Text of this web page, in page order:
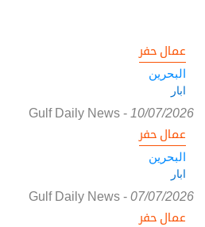
عمال حفر
البحرين
ابار
Gulf Daily News- 10/07/2026
عمال حفر
البحرين
ابار
Gulf Daily News- 07/07/2026
عمال حفر